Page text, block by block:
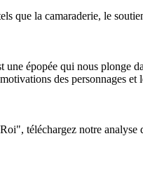
que la camaraderie, le
épopée qui nous plonge
des personnages
téléchargez notre